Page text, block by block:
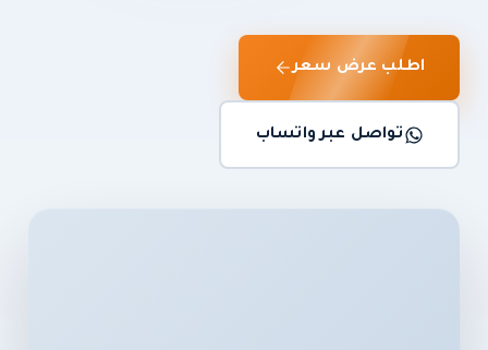
تواصل معنا
اطلب عرض سعر
تواصل عبر واتساب